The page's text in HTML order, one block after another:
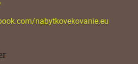
nabytkovekovanie.eu